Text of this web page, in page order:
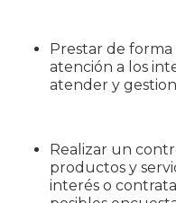
Prestar de forma
atención a los
atender y
Realizar un
productos y
interés o